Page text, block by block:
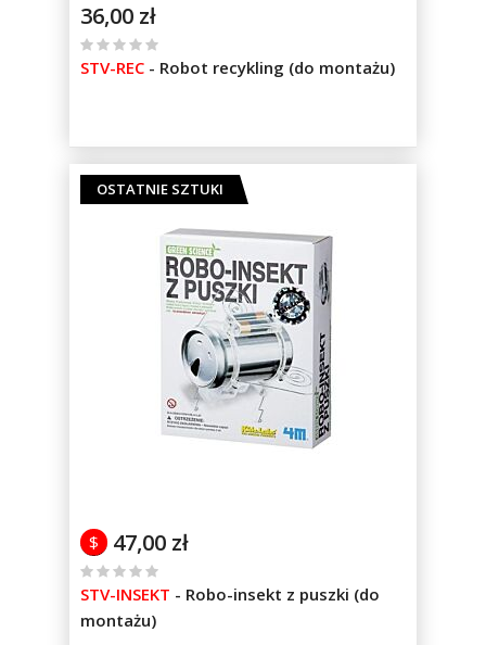
36,00 zł
%
STV-REC - Robot recykling (do montażu)
OSTATNIE SZTUKI
47,00 zł
$
%
100
STV-INSEKT - Robo-insekt z puszki (do
montażu)